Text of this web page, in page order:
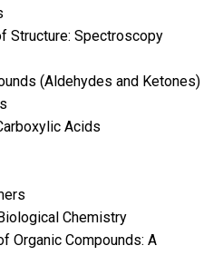
Structure: Spectroscopy
(Aldehydes and Ketones)
Acids
Chemistry
Organic Compounds: A